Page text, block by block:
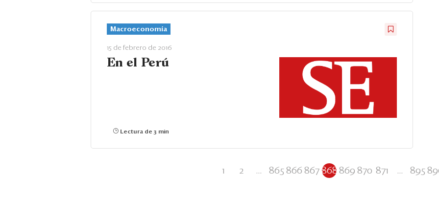
Macroeconomía
15 de febrero de 2016
En el Perú
Lectura de 3 min
1 2 ... 865 866 867 868 869 870 871 ... 895